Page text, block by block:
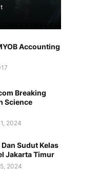
Accounting
Breaking
Science
2024
Sudut Kelas
Jakarta Timur
2024